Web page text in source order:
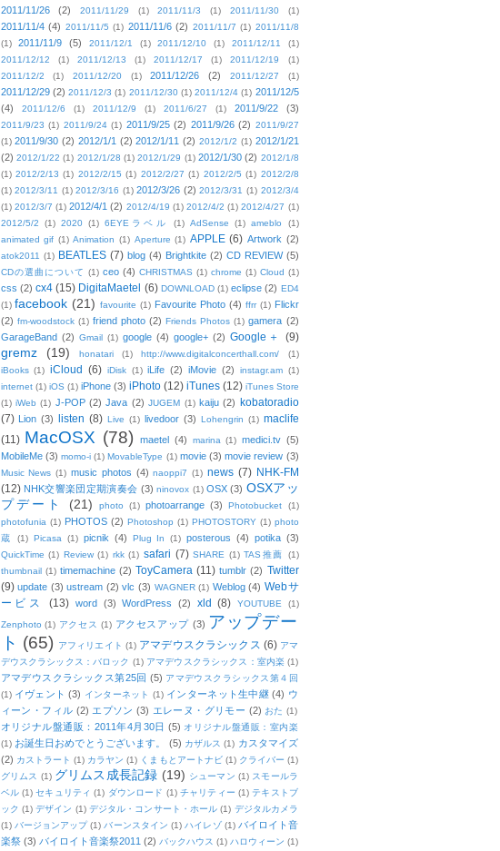
2011/11/26 (2) 2011/11/29 (1) 2011/11/3 (1) 2011/11/30 (1)
2011/11/4 (4) 2011/11/5 (1) 2011/11/6 (2) 2011/11/7 (1) 2011/11/8
(1)
2011/11/9 (5) 2011/12/1 (1) 2011/12/10 (1) 2011/12/11
(1)
2011/12/12
(1) 2011/12/13 (1) 2011/12/17 (1) 2011/12/19
(1)
2011/12/2
(1) 2011/12/20 (1) 2011/12/26 (2) 2011/12/27 (1)
2011/12/29 (2) 2011/12/3 (1) 2011/12/30 (1) 2011/12/4 (1) 2011/12/5
(4)
2011/12/6 (1) 2011/12/9 (1) 2011/6/27 (1) 2011/9/22 (3)
2011/9/23 (1) 2011/9/24 (1) 2011/9/25 (2) 2011/9/26 (2) 2011/9/27
(1) 2011/9/30 (2) 2012/1/1 (2) 2012/1/11 (2) 2012/1/2 (1) 2012/1/21
(2) 2012/1/22 (1) 2012/1/28 (1) 2012/1/29 (1) 2012/1/30 (2) 2012/1/8
(1) 2012/2/13 (1) 2012/2/15 (1) 2012/2/27 (1) 2012/2/5 (1) 2012/2/8
(1) 2012/3/11 (1) 2012/3/16 (1) 2012/3/26 (2) 2012/3/31 (1) 2012/3/4
(1) 2012/3/7 (1) 2012/4/1 (2) 2012/4/19 (1) 2012/4/2 (1) 2012/4/27 (1)
2012/5/2
(1) 2020 (1) 6EYEラベル (1) AdSense (1) ameblo
(1)
animated gif (1) Animation (1) Aperture (1) APPLE (6) Artwork (2)
atok2011 (1) BEATLES (7) blog (4) Brightkite (2) CD REVIEW (5)
CDの選曲について (1) ceo (4) CHRISTMAS (1) chrome (1) Cloud (1)
css (2) cx4 (15) DigitaMaetel (6) DOWNLOAD (1) eclipse (2) ED4
(1) facebook (21) favourite (1) Favourite Photo (4) ffrr (1) Flickr
(2) fm-woodstock (1) friend photo (2) Friends Photos (1) gamera (2)
GarageBand (2) Gmail (1) google (4) google+ (2) Google＋ (9)
gremz (19) honatari (1) http://www.digitalconcerthall.com/
(1)
iBooks (1) iCloud (6) iDisk (1) iLife (2) iMovie (2) instagr.am (1)
internet (1) iOS (1) iPhone (3) iPhoto (12) iTunes (12) iTunes Store
(1) iWeb (1) J-POP (2) Java (2) JUGEM (1) kaiju (2)
kobatoradio
(7) Lion (3) listen (8) Live (1) livedoor (3) Lohengrin (1) maclife
(11) MacOSX (78) maetel (4) marina (1) medici.tv (5)
MobileMe (3) momo-i (1) MovableType (1) movie (3) movie review (3)
Music News (1) music photos (4) naoppi7 (1) news (7) NHK-FM
(12) NHK交響楽団定期演奏会 (3) ninovox (1) OSX (3) OSXアッ
プデート
(21) photo (1) photoarrange (3) Photobucket
(1)
photofunia (1) PHOTOS (2) Photoshop (1) PHOTOSTORY (1) photo
蔵
(1) Picasa (1) picnik (4) Plug In (1) posterous (4) potika (3)
QuickTime (1) Review (1) rkk (1) safari (7) SHARE (1) TAS推薦
(1)
thumbnail (1) timemachine (2) ToyCamera (11) tumblr (2) Twitter
(9) update (3) ustream (2) vlc (3) WAGNER (1) Weblog (4) Webサ
ービス
(13) word (3) WordPress (2) xld (8) YOUTUBE (1)
Zenphoto (1) アクセス (1) アクセスアップ (3) アップデー
ト (65) アフィリエイト (1) アマデウスクラシックス (6) アマ
デウスクラシックス：バロック (1) アマデウスクラシックス：室内楽 (1)
アマデウスクラシックス第25回 (5) アマデウスクラシックス第４回
(1) イヴェント (3) インターネット (1) インターネット生中継 (4) ウ
ィーン・フィル (2) エプソン (3) エレーヌ・グリモー (2) おた (1)
オリジナル盤通販：2011年4月30日 (5) オリジナル盤通販：室内楽
(1) お誕生日おめでとうございます。 (5) カザルス (1) カスタマイズ
(2) カストラート (1) カラヤン (1) くまもとアートナビ (1) クライバー (1)
グリムス (1) グリムス成長記録 (19) シューマン (1) スモールラ
ベル (1) セキュリティ (1) ダウンロード (1) チャリティー (1) テキストブ
ック (1) デザイン (1) デジタル・コンサート・ホール (1) デジタルカメラ
(1) バージョンアップ (1) バーンスタイン (1) ハイレゾ (1) バイロイト音
楽祭 (3) バイロイト音楽祭2011 (2) バックハウス (1) ハロウィーン (1)